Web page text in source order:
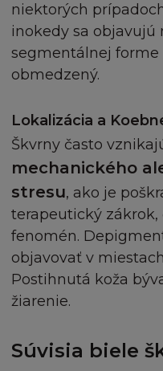
niektorých
inokedy sa objavujú
segmentálnej forme
obmedzený.
Lokalizácia a
Škvrny často
mechanického
stresu, ako je
terapeutický zákrok,
fenomén.
objavovať v
Postihnutá koža
žiarenie.
Súvisia biele
UKONČENÍ
Buď vy nebo
od těchto
Pokud L´Oréal
adresu, kterou jste
bude se mít za to,
jedné hodiny po
platnosti v tuto
informovat nás o
adresy. V případě
Podmínek, zašlete
info@loreal.sk. Při
Obsah a kopie z
Souhlasíte, že firma